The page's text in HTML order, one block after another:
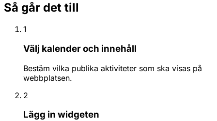
Så går det till
1
Välj kalender och innehåll
Bestäm vilka publika aktiviteter som ska visas på
webbplatsen.
2
Lägg in widgeten